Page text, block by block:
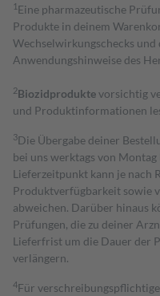
1 Eine pharmazeutische
Produkte in deinem
Wechselwirkungschecks
Anwendungshinweise des
2Biozidproduktevorsichtig
und Produktinformationen
3Die Übergabe deiner
bei uns werktags von
Lieferzeitpunkt kann je nach
Produktverfügbarkeit sowie
abweichen. Darüber hinaus
Prüfungen, die zu deiner
Lieferfrist um die Dauer der
verlängern.
4Für